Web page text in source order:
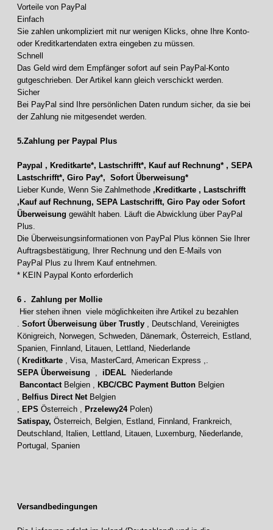
Vorteile von PayPal
Einfach
Sie zahlen unkompliziert mit nur wenigen Klicks, ohne Ihre Konto-
oder Kreditkartendaten extra eingeben zu müssen.
Schnell
Das Geld wird dem Empfänger sofort auf sein PayPal-Konto
gutgeschrieben. Der Artikel kann gleich verschickt werden.
Sicher
Bei PayPal sind Ihre persönlichen Daten rundum sicher, da sie bei
der Zahlung nie mitgesendet werden.
5.Zahlung per Paypal Plus
Paypal , Kreditkarte*, Lastschrifft*, Kauf auf Rechnung* , SEPA
Lastschrifft*, Giro Pay*, Sofort Überweisung*
Lieber Kunde, Wenn Sie Zahlmethode ‚Kreditkarte , Lastschrifft
,Kauf auf Rechnung, SEPA Lastschrifft, Giro Pay oder Sofort
Überweisung gewählt haben. Läuft die Abwicklung über PayPal
Plus.
Die Überweisungsinformationen von PayPal Plus können Sie Ihrer
Auftragsbestätigung, Ihrer Rechnung und den E-Mails von
PayPal Plus zu Ihrem Kauf entnehmen.
* KEIN Paypal Konto erforderlich
6 . Zahlung per Mollie
Hier stehen ihnen viele möglichkeiten ihre Artikel zu bezahlen
Sofort Überweisung über Trustly , Deutschland, Vereinigtes
Königreich, Norwegen, Schweden, Dänemark, Österreich, Estland,
Spanien, Finnland, Litauen, Lettland, Niederlande
( Kreditkarte
, Visa, MasterCard, American Express ,.
SEPA Überweisung
iDEAL
Niederlande
Bancontact Belgien , KBC/CBC Payment Button Belgien
Belfius Direct Net Belgien
EPS Österreich , Przelewy24Polen)
Satispay, Österreich, Belgien, Estland, Finnland, Frankreich,
Deutschland, Italien, Lettland, Litauen, Luxemburg, Niederlande,
Portugal, Spanien
Versandbedingungen